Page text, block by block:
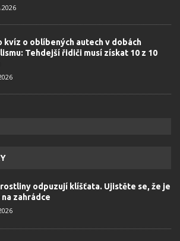
kvíz o oblíbených autech v dobách
Tehdejší řidiči musí získat 10 z 10
odpuzují klíšťata. Ujistěte se, že je
zahrádce